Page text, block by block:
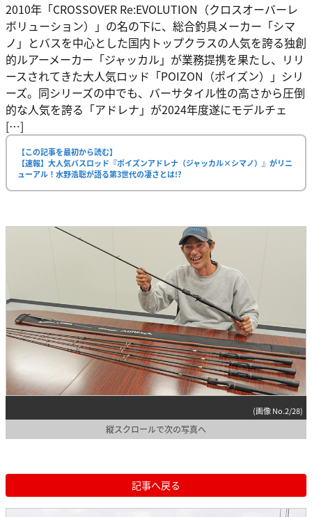
2010年「CROSSOVER Re:EVOLUTION（クロスオーバーレ
ボリューション）」の名の下に、総合釣具メーカー「シマ
ノ」とバスを中心とした国内トップクラスの人気を誇る独創
的ルアーメーカー「ジャッカル」が業務提携を果たし、リリ
ースされてきた大人気ロッド「POIZON（ポイズン）」シリ
ーズ。同シリーズの中でも、バーサタイル性の高さから圧倒
的な人気を誇る「アドレナ」が2024年度遂にモデルチェ
[…]
【この記事を最初から読む】
【速報】大人気バスロッド『ポイズンアドレナ（ジャッカル×シマノ）』がリニ
ューアル！水野浩聡が語る第3世代の凄さとは!?
(画像 No.2/28)
縦スクロールで次の写真へ
記事へ戻る